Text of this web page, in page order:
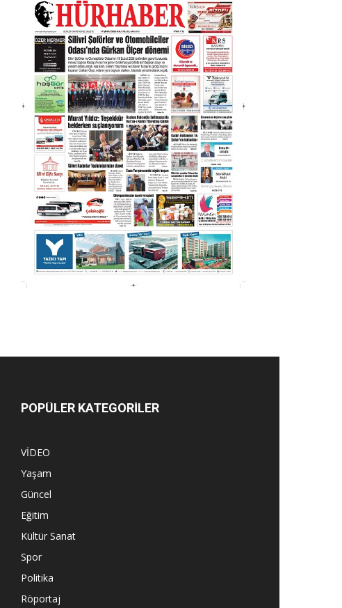
POPÜLER KATEGORİLER
VİDEO
Yaşam
Güncel
Eğitim
Kültür Sanat
Spor
Politika
Röportaj